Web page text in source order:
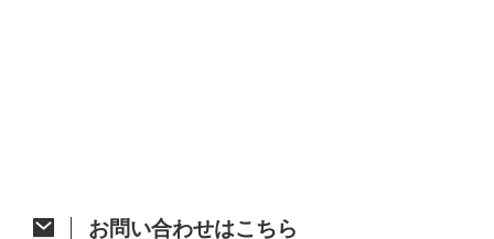
お問い合わせはこちら